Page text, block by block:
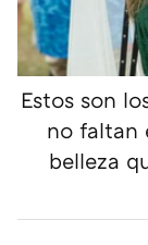
Estos son
no faltan
belleza